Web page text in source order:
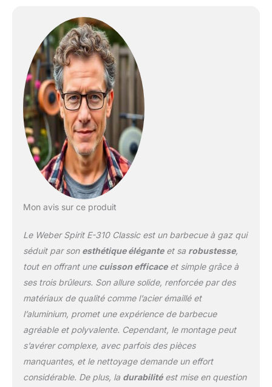
Mon avis sur ce produit
Le Weber Spirit E-310 Classic est un barbecue à gaz qui
séduit par son esthétique éléganteet sa robustesse,
tout en offrant une cuisson efficaceet simple grâce à
ses trois brûleurs. Son allure solide, renforcée par des
matériaux de qualité comme l’acier émaillé et
l’aluminium, promet une expérience de barbecue
agréable et polyvalente. Cependant, le montage peut
s’avérer complexe, avec parfois des pièces
manquantes, et le nettoyage demande un effort
considérable. De plus, la durabilitéest mise en question